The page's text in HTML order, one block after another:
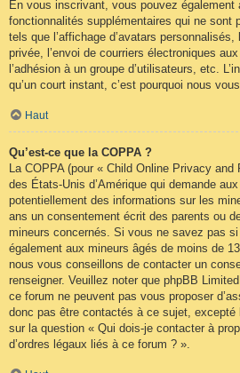
En vous inscrivant, vous pouvez également
fonctionnalités supplémentaires qui ne sont
tels que l’affichage d’avatars
privée, l’envoi de courriers électroniques
l’adhésion à un groupe d’utilisateurs, etc.
qu’un court instant, c’est pourquoi nous
Haut
Qu’est-ce que la COPPA ?
La COPPA (pour « Child Online Privacy
des États-Unis d’Amérique qui demande
potentiellement des informations sur les
ans un consentement écrit des parents ou
mineurs concernés. Si vous ne savez pas si
également aux mineurs âgés de moins de
nous vous conseillons de contacter un
renseigner. Veuillez noter que phpBB
ce forum ne peuvent pas vous proposer
donc pas être contactés à ce sujet, excepté
sur la question « Qui dois-je contacter à
d’ordres légaux liés à ce forum ? ».